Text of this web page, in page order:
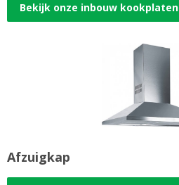
Bekijk onze inbouw kookplaten
Afzuigkap